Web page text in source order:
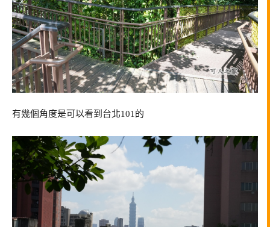
有幾個角度是可以看到台北101的